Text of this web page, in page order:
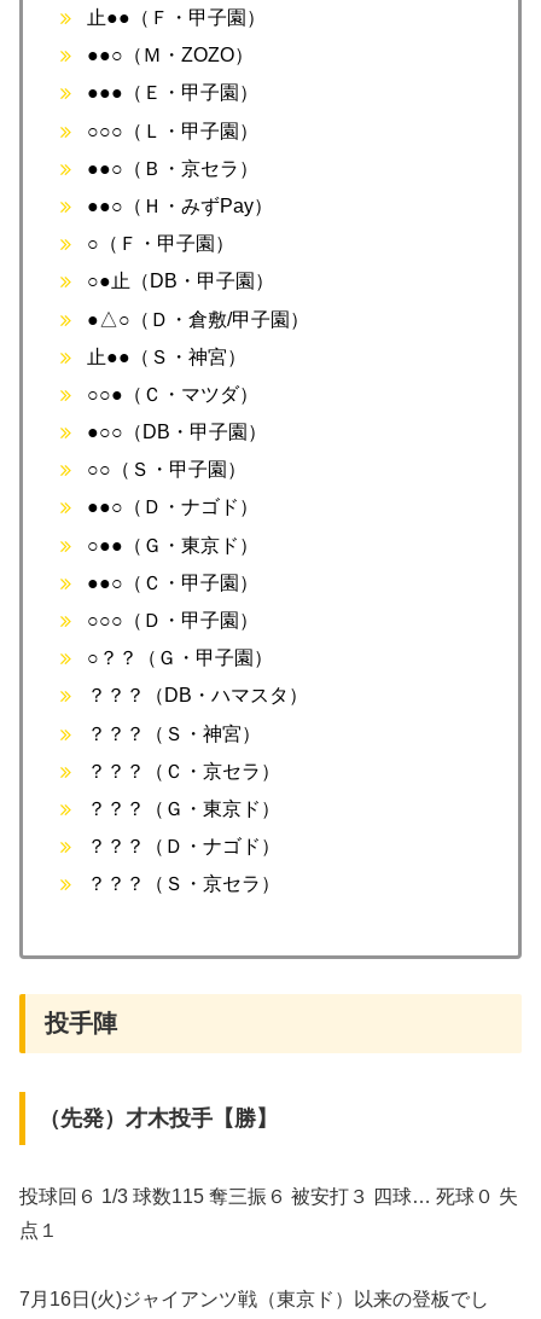
止●●（Ｆ・甲子園）
●●○（Ｍ・ZOZO）
●●●（Ｅ・甲子園）
○○○（Ｌ・甲子園）
●●○（Ｂ・京セラ）
●●○（Ｈ・みずPay）
○（Ｆ・甲子園）
○●止（DB・甲子園）
●△○（Ｄ・倉敷/甲子園）
止●●（Ｓ・神宮）
○○●（Ｃ・マツダ）
●○○（DB・甲子園）
○○（Ｓ・甲子園）
●●○（Ｄ・ナゴド）
○●●（Ｇ・東京ド）
●●○（Ｃ・甲子園）
○○○（Ｄ・甲子園）
○？？（Ｇ・甲子園）
？？？（DB・ハマスタ）
？？？（Ｓ・神宮）
？？？（Ｃ・京セラ）
？？？（Ｇ・東京ド）
？？？（Ｄ・ナゴド）
？？？（Ｓ・京セラ）
投手陣
（先発）才木投手【勝】
投球回６ 1/3 球数115 奪三振６ 被安打３ 四球… 死球０ 失
点１
7月16日(火)ジャイアンツ戦（東京ド）以来の登板でし